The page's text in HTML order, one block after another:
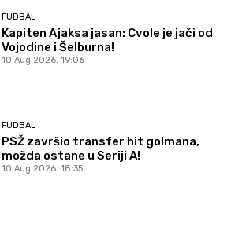
FUDBAL
Kapiten Ajaksa jasan: Cvole je jači od
Vojodine i Šelburna!
10 Aug 2026. 19:06
FUDBAL
PSŽ završio transfer hit golmana,
možda ostane u Seriji A!
10 Aug 2026. 18:35